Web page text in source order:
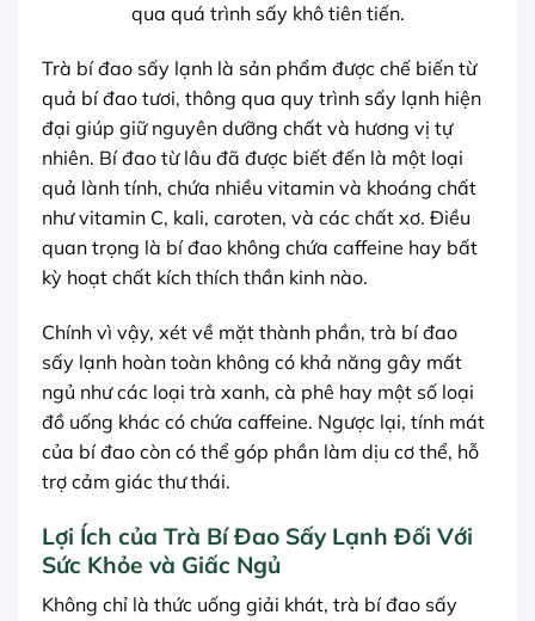
qua quá trình sấy khô tiên tiến.
Trà bí đao sấy lạnh là sản phẩm được chế biến từ
quả bí đao tươi, thông qua quy trình sấy lạnh hiện
đại giúp giữ nguyên dưỡng chất và hương vị tự
nhiên. Bí đao từ lâu đã được biết đến là một loại
quả lành tính, chứa nhiều vitamin và khoáng chất
như vitamin C, kali, caroten, và các chất xơ. Điều
quan trọng là bí đao không chứa caffeine hay bất
kỳ hoạt chất kích thích thần kinh nào.
Chính vì vậy, xét về mặt thành phần, trà bí đao
sấy lạnh hoàn toàn không có khả năng gây mất
ngủ như các loại trà xanh, cà phê hay một số loại
đồ uống khác có chứa caffeine. Ngược lại, tính mát
của bí đao còn có thể góp phần làm dịu cơ thể, hỗ
trợ cảm giác thư thái.
Lợi Ích của Trà Bí Đao Sấy Lạnh Đối Với
Sức Khỏe và Giấc Ngủ
Không chỉ là thức uống giải khát, trà bí đao sấy